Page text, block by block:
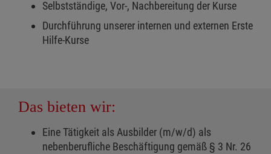
Selbstständige, Vor-, Nachbereitung der Kurse
Durchführung unserer internen und externen Erste
Hilfe-Kurse
Das bieten wir:
Eine Tätigkeit als Ausbilder (m/w/d) als
nebenberufliche Beschäftigung gemäß § 3 Nr. 26